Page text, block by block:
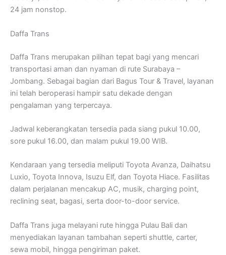
24 jam nonstop.
Daffa Trans
Daffa Trans merupakan pilihan tepat bagi yang mencari
transportasi aman dan nyaman di rute Surabaya –
Jombang. Sebagai bagian dari Bagus Tour & Travel, layanan
ini telah beroperasi hampir satu dekade dengan
pengalaman yang terpercaya.
Jadwal keberangkatan tersedia pada siang pukul 10.00,
sore pukul 16.00, dan malam pukul 19.00 WIB.
Kendaraan yang tersedia meliputi Toyota Avanza, Daihatsu
Luxio, Toyota Innova, Isuzu Elf, dan Toyota Hiace. Fasilitas
dalam perjalanan mencakup AC, musik, charging point,
reclining seat, bagasi, serta door-to-door service.
Daffa Trans juga melayani rute hingga Pulau Bali dan
menyediakan layanan tambahan seperti shuttle, carter,
sewa mobil, hingga pengiriman paket.